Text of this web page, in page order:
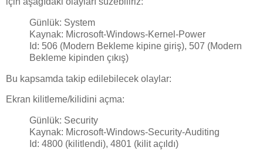
Günlük: System
Kaynak: Microsoft-Windows-Kernel-Power
Id: 506 (Modern Bekleme kipine giriş), 507 (Modern
Bekleme kipinden çıkış)
Bu kapsamda takip edilebilecek olaylar:
Ekran kilitleme/kilidini açma:
Günlük: Security
Kaynak: Microsoft-Windows-Security-Auditing
Id: 4800 (kilitlendi), 4801 (kilit açıldı)